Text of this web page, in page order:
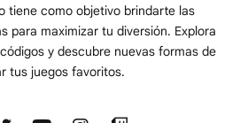
tiene como objetivo brindarte las
para maximizar tu diversión. Explora
y descubre nuevas formas de
tus juegos favoritos.